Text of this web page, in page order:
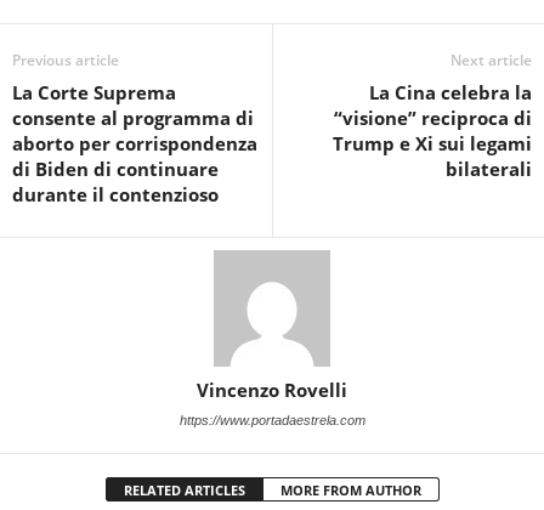
Previous article
La Corte Suprema
consente al programma di
aborto per corrispondenza
di Biden di continuare
durante il contenzioso
Next article
La Cina celebra la
“visione” reciproca di
Trump e Xi sui legami
bilaterali
Vincenzo Rovelli
https://www.portadaestrela.com
RELATED ARTICLES MORE FROM AUTHOR